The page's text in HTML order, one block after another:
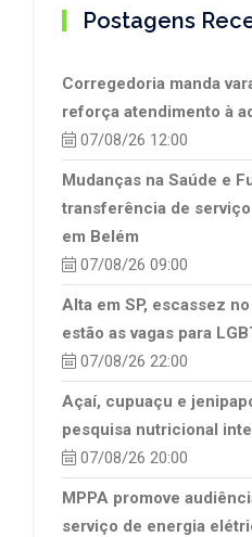
Postagens
Corregedoria manda
reforça atendimento à
07/08/26 12:00
Mudanças na Saúde e
transferência de
em Belém
07/08/26 09:00
Alta em SP, escassez
estão as vagas para
07/08/26 22:00
Açaí, cupuaçu e
pesquisa nutricional
07/08/26 20:00
MPPA promove
serviço de energia